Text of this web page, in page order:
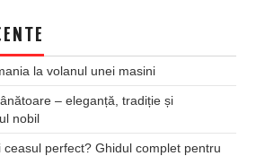
la volanul unei masini
– eleganță, tradiție și
nobil
ceasul perfect? Ghidul complet pentru